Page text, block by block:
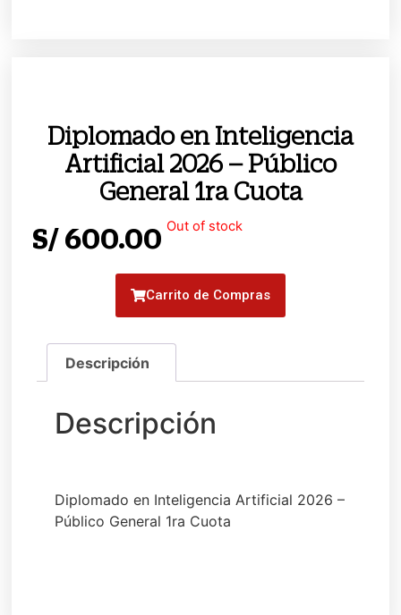
Diplomado en Inteligencia
Artificial 2026 – Público
General 1ra Cuota
S/ 600.00 Out of stock
Carrito de Compras
Diplomado en Inteligencia Artificial 2026 –
Público General 1ra Cuota